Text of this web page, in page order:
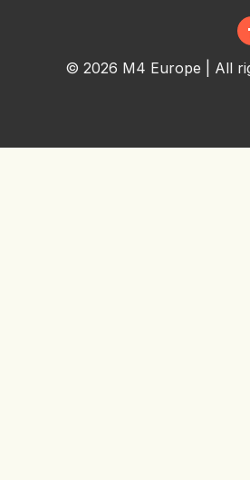
© 2026 M4 Europe | All